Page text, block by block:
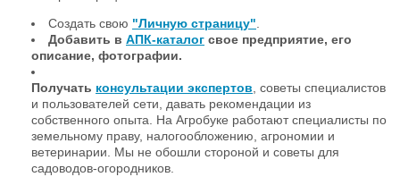
Создать свою "Личную страницу".
Добавить в АПК-каталог свое предприятие, его
описание, фотографии.
Получать консультации экспертов, советы специалистов
и пользователей сети, давать рекомендации из
собственного опыта. На Агробуке работают специалисты по
земельному праву, налогообложению, агрономии и
ветеринарии. Мы не обошли стороной и советы для
садоводов-огородников.